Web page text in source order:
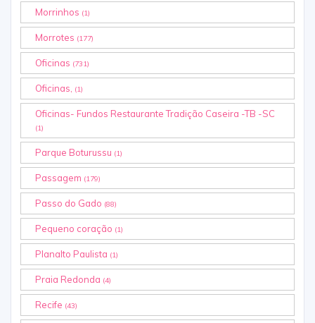
Morrinhos (1)
Morrotes (177)
Oficinas (731)
Oficinas, (1)
Oficinas- Fundos Restaurante Tradição Caseira -TB -SC
(1)
Parque Boturussu (1)
Passagem (179)
Passo do Gado (88)
Pequeno coração (1)
Planalto Paulista (1)
Praia Redonda (4)
Recife (43)